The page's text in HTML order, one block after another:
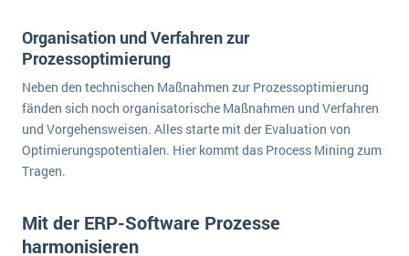
Installation
Landwirtschaft
Maschinenbau
Medien
NGO
Produktion
ERP Wissenszentrum
Organisation und Verfahren zur
Prozessoptimierung
Neben den technischen Maßnahmen zur Prozessoptimierung
fänden sich noch organisatorische Maßnahmen und Verfahren
und Vorgehensweisen. Alles starte mit der Evaluation von
Optimierungspotentialen. Hier kommt das Process Mining zum
Tragen.
Mit der ERP-Software Prozesse
harmonisieren